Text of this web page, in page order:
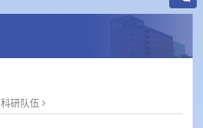
科研队伍